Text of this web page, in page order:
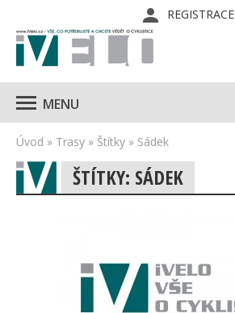
REGISTRACE
MENU
Úvod » Trasy » Štítky » Sádek
ŠTÍTKY: SÁDEK